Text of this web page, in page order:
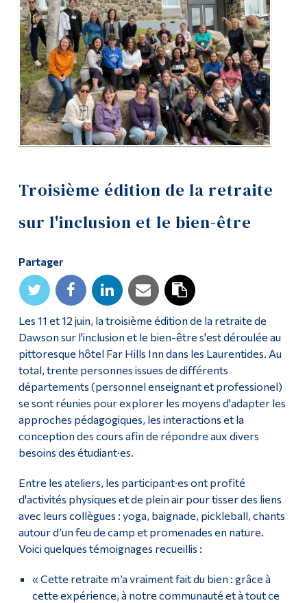
Troisième édition de la retraite
sur l'inclusion et le bien-être
Partager
Les 11 et 12 juin, la troisième édition de la retraite de
Dawson sur l'inclusion et le bien-être s'est déroulée au
pittoresque hôtel Far Hills Inn dans les Laurentides. Au
total, trente personnes issues de différents
départements (personnel enseignant et professionel)
se sont réunies pour explorer les moyens d'adapter les
approches pédagogiques, les interactions et la
conception des cours afin de répondre aux divers
besoins des étudiant·es.
Entre les ateliers, les participant·es ont profité
d'activités physiques et de plein air pour tisser des liens
avec leurs collègues : yoga, baignade, pickleball, chants
autour d’un feu de camp et promenades en nature.
Voici quelques témoignages recueillis :
«Cette retraite m’a vraiment fait du bien : grâce à
cette expérience, à notre communauté et à tout ce
Étudiants actuels
Corps enseignant et
personnel administratif
Diplômé·es et visiteur·euses